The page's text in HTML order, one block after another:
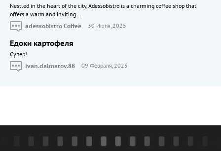
Nestled in the heart of the city, Adessobistro is a charming coffee shop that
offers a warm and inviting...
adessobistro Coffee
30 Июня, 2025
Едоки картофеля
Cупер!
ivan.dalmatov.88
09 Февраля, 2025